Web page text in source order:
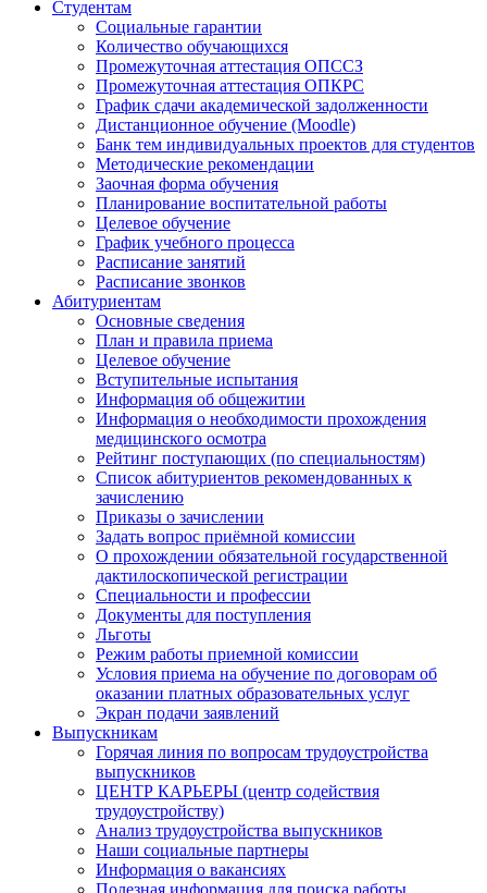
Студентам
Социальные гарантии
Количество обучающихся
Промежуточная аттестация ОПССЗ
Промежуточная аттестация ОПКРС
График сдачи академической задолженности
Дистанционное обучение (Moodle)
Банк тем индивидуальных проектов для студентов
Методические рекомендации
Заочная форма обучения
Планирование воспитательной работы
Целевое обучение
График учебного процесса
Расписание занятий
Расписание звонков
Абитуриентам
Основные сведения
План и правила приема
Целевое обучение
Вступительные испытания
Информация об общежитии
Информация о необходимости прохождения
медицинского осмотра
Рейтинг поступающих (по специальностям)
Список абитуриентов рекомендованных к
зачислению
Приказы о зачислении
Задать вопрос приёмной комиссии
О прохождении обязательной государственной
дактилоскопической регистрации
Специальности и профессии
Документы для поступления
Льготы
Режим работы приемной комиссии
Условия приема на обучение по договорам об
оказании платных образовательных услуг
Экран подачи заявлений
Выпускникам
Горячая линия по вопросам трудоустройства
выпускников
ЦЕНТР КАРЬЕРЫ (центр содействия
трудоустройству)
Анализ трудоустройства выпускников
Наши социальные партнеры
Информация о вакансиях
Полезная информация для поиска работы